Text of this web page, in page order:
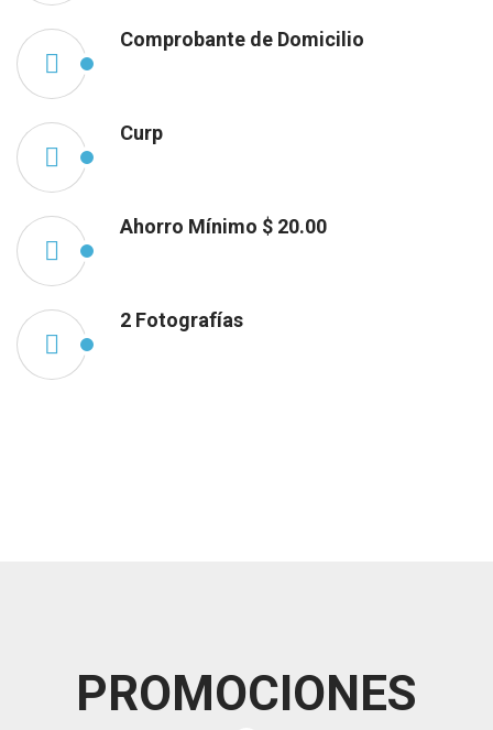
Comprobante de Domicilio
Curp
Ahorro Mínimo $ 20.00
2 Fotografías
PROMOCIONES